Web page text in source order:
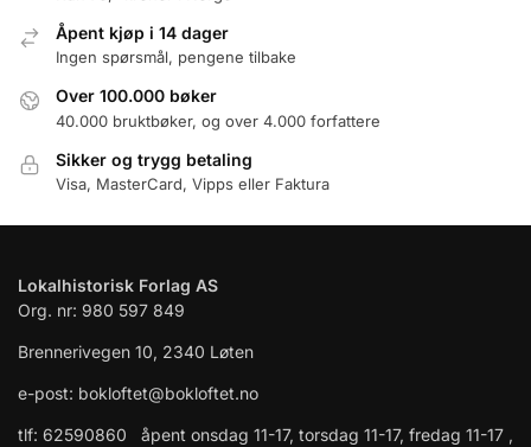
Åpent kjøp i 14 dager
Ingen spørsmål, pengene tilbake
Over 100.000 bøker
40.000 bruktbøker, og over 4.000 forfattere
Sikker og trygg betaling
Visa, MasterCard, Vipps eller Faktura
Lokalhistorisk Forlag AS
Org. nr: 980 597 849
Brennerivegen 10, 2340 Løten
e-post: bokloftet@bokloftet.no
tlf: 62590860 åpent onsdag 11-17, torsdag 11-17, fredag 11-17 ,